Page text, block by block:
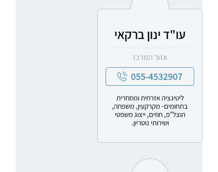
עו"ד ינון ברקאי
אזור המרכז
055-4532907
ליטיגציה אזרחית ומסחרית
בתחומים- מקרקעין, משפחה,
הוצל"פ, חוזים, ייצוג משפטי
ושירותי נוטריון.